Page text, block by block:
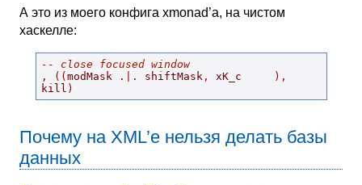
А это из моего конфига xmonad’а, на чистом
хаскелле:
-- close focused window
,
((modMask .|. shiftMask , xK_c
),
kill )
Почему на XML’е нельзя делать базы
данных